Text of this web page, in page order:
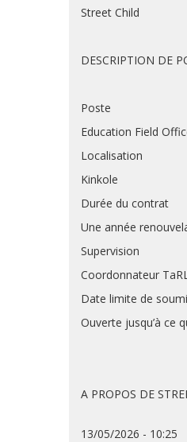
Street Child
DESCRIPTION DE
Poste
Education Field
Localisation
Kinkole
Durée du contrat
Une année
Supervision
Coordonnateur
Date limite de
Ouverte jusqu’à ce
A PROPOS DE
13/05/2026 - 10:25